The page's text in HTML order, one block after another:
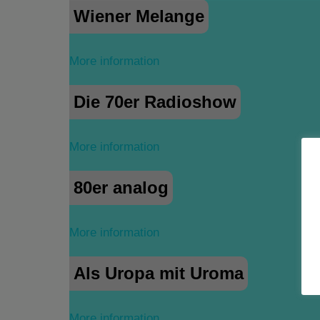
Wiener Melange
More information
Die 70er Radioshow
More information
80er analog
More information
Als Uropa mit Uroma